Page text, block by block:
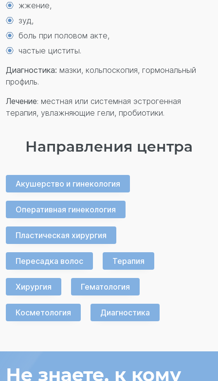
Перезвонить вам?
жжение,
зуд,
боль при половом акте,
частые циститы.
Диагностика: мазки, кольпоскопия, гормональный
профиль.
Лечение: местная или системная эстрогенная
терапия, увлажняющие гели, пробиотики.
Направления центра
Акушерство и гинекология
Оперативная гинекология
Пластическая хирургия
Пересадка волос Терапия
Хирургия Гематология
Косметология Диагностика
Не знаете, к кому